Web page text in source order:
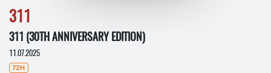
311
311 (30TH ANNIVERSARY EDITION)
11.07.2025
72H